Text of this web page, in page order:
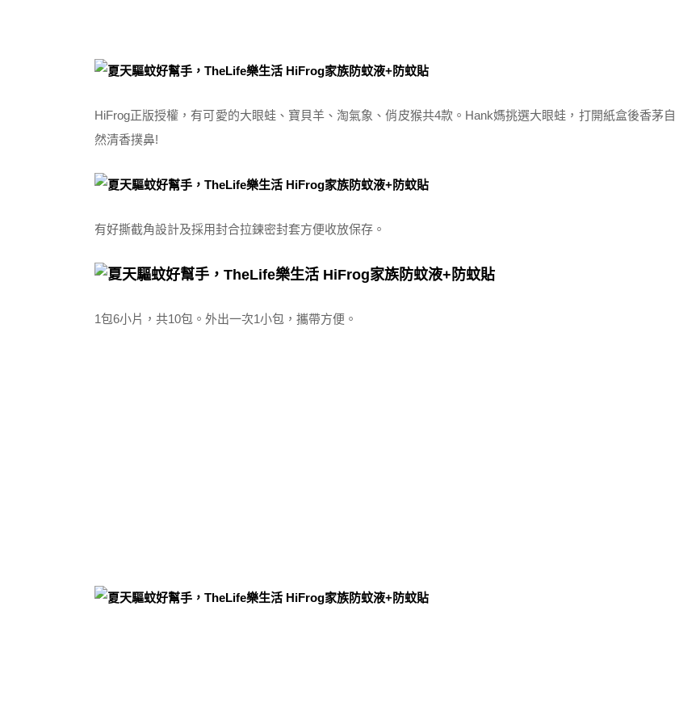
HiFrog正版授權，有可愛的大眼蛙、寶貝羊、淘氣象、俏皮猴共4款。Hank媽挑選大眼蛙，打開紙盒後香茅自
然清香撲鼻!
有好撕截角設計及採用封合拉鍊密封套方便收放保存。
1包6小片，共10包。外出一次1小包，攜帶方便。